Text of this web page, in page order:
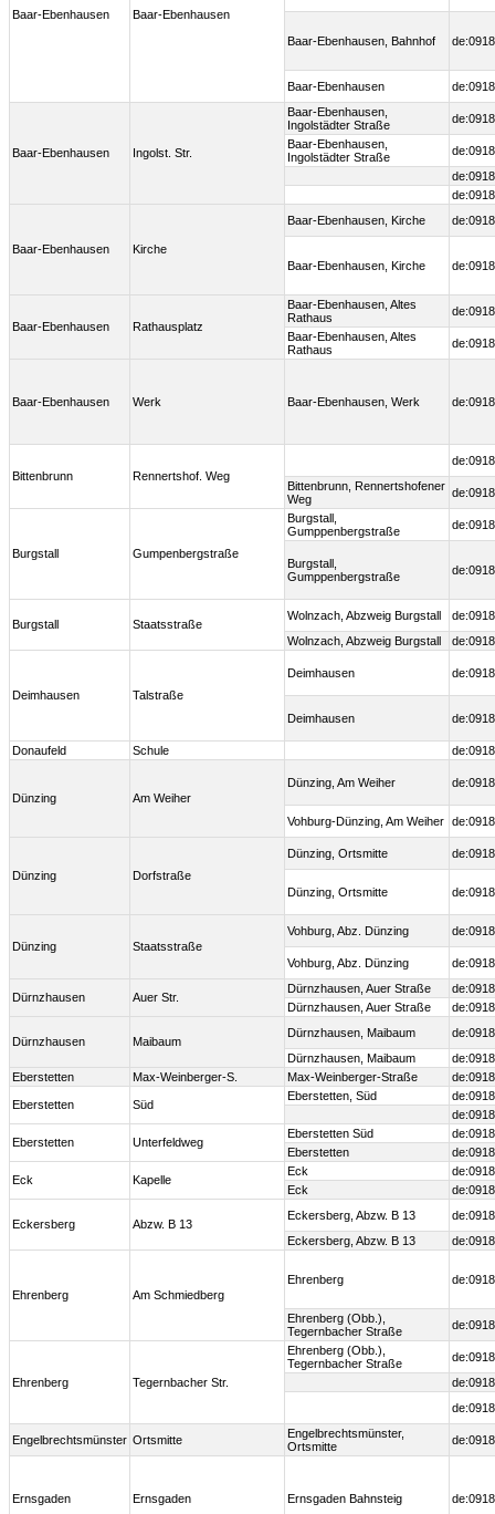
Baar-Ebenhausen Baar-Ebenhausen
Baar-Ebenhausen, Bahnhof
Baar-Ebenhausen
Baar-Ebenhausen Ingolst. Str.
Baar-Ebenhausen,
Ingolstädter Straße
Baar-Ebenhausen,
Ingolstädter Straße
Baar-Ebenhausen Kirche
Baar-Ebenhausen, Kirche
Baar-Ebenhausen, Kirche
Baar-Ebenhausen Rathausplatz
Baar-Ebenhausen, Altes
Rathaus
Baar-Ebenhausen, Altes
Rathaus
Baar-Ebenhausen Werk Baar-Ebenhausen, Werk
Bittenbrunn Rennertshof. Weg
Bittenbrunn, Rennertshofener
Weg
Burgstall Gumpenbergstraße
Burgstall,
Gumppenbergstraße
Burgstall,
Gumppenbergstraße
Burgstall Staatsstraße
Wolnzach, Abzweig Burgstall
Wolnzach, Abzweig Burgstall
Deimhausen Talstraße
Deimhausen
Deimhausen
Donaufeld Schule
Dünzing Am Weiher
Dünzing, Am Weiher
Vohburg-Dünzing, Am Weiher
Dünzing Dorfstraße
Dünzing, Ortsmitte
Dünzing, Ortsmitte
Dünzing Staatsstraße
Vohburg, Abz. Dünzing
Vohburg, Abz. Dünzing
Dürnzhausen Auer Str.
Dürnzhausen, Auer Straße
Dürnzhausen, Auer Straße
Dürnzhausen Maibaum
Dürnzhausen, Maibaum
Dürnzhausen, Maibaum
Eberstetten
Max-Weinberger-S. Max-Weinberger-Straße
Eberstetten Süd
Eberstetten, Süd
Eberstetten Unterfeldweg
Eberstetten Süd
Eberstetten
Eck Kapelle
Eck
Eck
Eckersberg Abzw. B 13
Eckersberg, Abzw. B 13
Eckersberg, Abzw. B 13
Ehrenberg Am Schmiedberg
Ehrenberg
Ehrenberg (Obb.),
Tegernbacher Straße
Ehrenberg Tegernbacher Str.
Ehrenberg (Obb.),
Tegernbacher Straße
Engelbrechtsmünster Ortsmitte
Engelbrechtsmünster,
Ortsmitte
Ernsgaden Ernsgaden Ernsgaden Bahnsteig